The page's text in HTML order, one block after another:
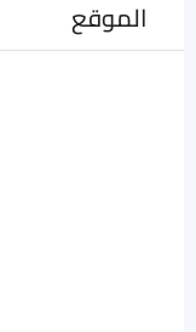
الموقع